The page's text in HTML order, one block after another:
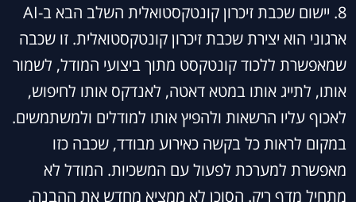
8. יישום שכבת זיכרון קונטקסטואלית השלב הבא ב-AI
ארגוני הוא יצירת שכבת זיכרון קונטקסטואלית. זו שכבה
שמאפשרת ללכוד קונטקסט מתוך ביצועי המודל, לשמור
אותו, לתייג אותו במטא דאטה, לאנדקס אותו לחיפוש,
לאכוף עליו הרשאות ולהפיץ אותו למודלים ולמשתמשים.
במקום לראות כל בקשה כאירוע מבודד, שכבה כזו
מאפשרת למערכת לפעול עם המשכיות. המודל לא
מתחיל מדף ריק. הסוכן לא ממציא מחדש את ההבנה.